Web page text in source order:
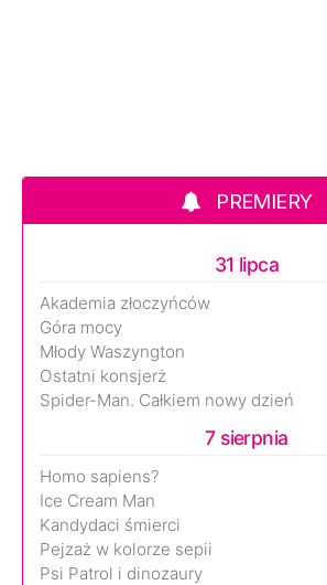
PREMIERY
31 lipca
Akademia złoczyńców
Góra mocy
Młody Waszyngton
Ostatni konsjerż
Spider-Man. Całkiem nowy dzień
7 sierpnia
Homo sapiens?
Ice Cream Man
Kandydaci śmierci
Pejzaż w kolorze sepii
Psi Patrol i dinozaury